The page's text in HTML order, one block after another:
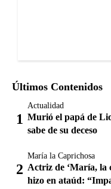
Últimos Contenidos
Actualidad
Murió el papá de
sabe de su deceso
María la Caprichosa
Actriz de ‘María, la
hizo en ataúd: